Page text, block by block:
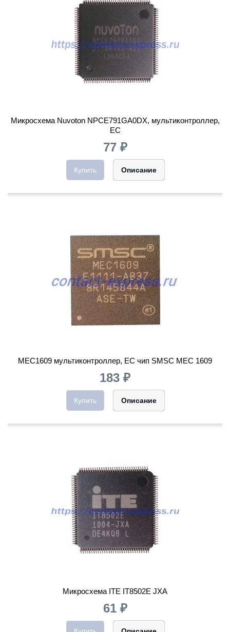
Микросхема Nuvoton NPCE791GA0DX, мультиконтроллер,
EC
77 ₽
Купить Описание
MEC1609 мультиконтроллер, EC чип SMSC MEC 1609
183 ₽
Купить Описание
Микросхема ITE IT8502E JXA
61 ₽